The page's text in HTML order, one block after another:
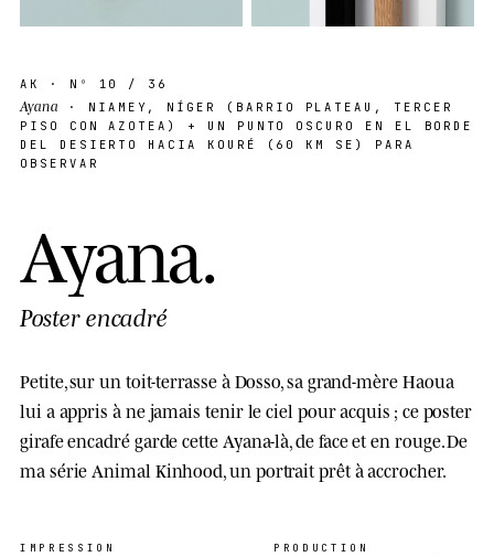
AK · Nº 10 / 36
Ayana · NIAMEY, NÍGER (BARRIO PLATEAU, TERCER
PISO CON AZOTEA) + UN PUNTO OSCURO EN EL BORDE
DEL DESIERTO HACIA KOURÉ (60 KM SE) PARA
OBSERVAR
Ayana.
Poster encadré
Petite, sur un toit-terrasse à Dosso, sa grand-mère Haoua
lui a appris à ne jamais tenir le ciel pour acquis ; ce poster
girafe encadré garde cette Ayana-là, de face et en rouge. De
ma série Animal Kinhood, un portrait prêt à accrocher.
IMPRESSION PRODUCTION